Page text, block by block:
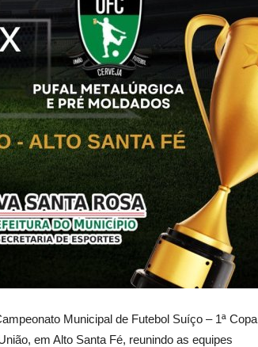
Municipal de Futebol Suíço – 1ª Copa
em Alto Santa Fé, reunindo as equipes